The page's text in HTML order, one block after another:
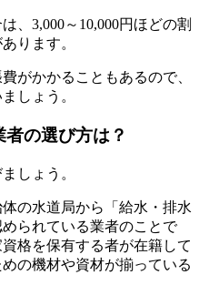
、3,000～10,000円ほどの割
ります。
がかかることもあるので、
しょう。
者の選び方は？
しょう。
の水道局から「給水・排水
られている業者のことで
格を保有する者が在籍して
の機材や資材が揃っている